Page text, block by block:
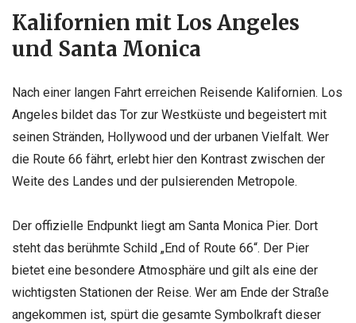
Kalifornien mit Los Angeles
und Santa Monica
Nach einer langen Fahrt erreichen Reisende Kalifornien. Los
Angeles bildet das Tor zur Westküste und begeistert mit
seinen Stränden, Hollywood und der urbanen Vielfalt. Wer
die Route 66 fährt, erlebt hier den Kontrast zwischen der
Weite des Landes und der pulsierenden Metropole.
Der offizielle Endpunkt liegt am Santa Monica Pier. Dort
steht das berühmte Schild „End of Route 66“. Der Pier
bietet eine besondere Atmosphäre und gilt als eine der
wichtigsten Stationen der Reise. Wer am Ende der Straße
angekommen ist, spürt die gesamte Symbolkraft dieser